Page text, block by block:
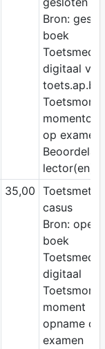
Bron:
boek
digitaal via
toets.ap.be
op examen
lector(en)
35,00
casus
Bron: open
boek
digitaal
moment
opname op
examen